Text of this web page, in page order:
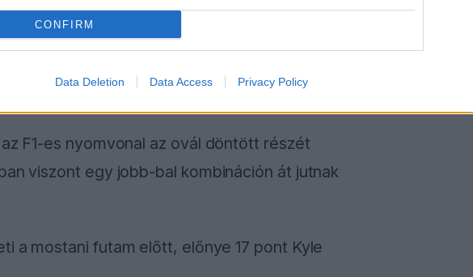
CONFIRM
Data Deletion Data Access Privacy Policy
hasonlóság látványos, a pályavonal
a Forma–1 használt Indianapolisban
kevésbé technikás, és hosszabb hátsó
F1-es nyomvonal az ovál döntött részét
viszont egy jobb-bal kombináción át jutnak
a mostani futam előtt, előnye 17 pont Kyle